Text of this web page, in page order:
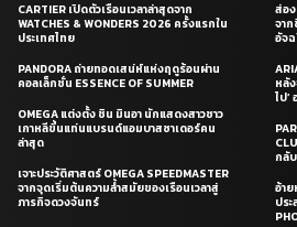
CARTIER เปิดตัวเรือนเวลาล่าสุดจาก
WATCHES & WONDERS 2026 ครั้งแรกใน
ประเทศไทย
PANDORA ถ่ายทอดเสน่ห์แห่งฤดูร้อนผ่าน
คอลเล็กชั่น ESSENCE OF SUMMER
OMEGA แต่งตั้ง ชิน มินอา นักแสดงสาวชาว
เกาหลีขึ้นแท่นแบรนด์แอมบาสซาเดอร์คน
ล่าสุด
เจาะประวัติศาสตร์ OMEGA SPEEDMASTER
จากจุดเริ่มต้นความล้ำสมัยของเรือนเวลาสู่
ภารกิจดวงจันทร์
ส่อ
จาก
อัจฉ
หลั
ไป’
กลั
อ้า
ปร